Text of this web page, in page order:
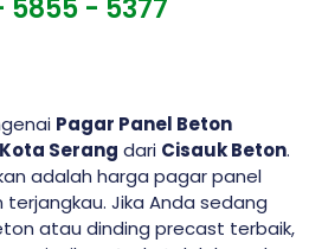
5855 - 5377
Pagar Panel Beton
Serang dari Cisauk Beton.
adalah harga pagar panel
Jika Anda sedang
atau dinding precast terbaik,